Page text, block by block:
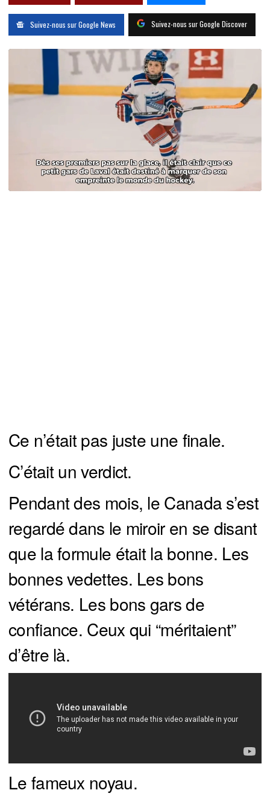
Suivez-nous sur Google News Suivez-nous sur Google Discover
Ce n’était pas juste une finale.
C’était un verdict.
Pendant des mois, le Canada s’est
regardé dans le miroir en se disant
que la formule était la bonne. Les
bonnes vedettes. Les bons
vétérans. Les bons gars de
confiance. Ceux qui “méritaient”
d’être là.
Le fameux noyau.